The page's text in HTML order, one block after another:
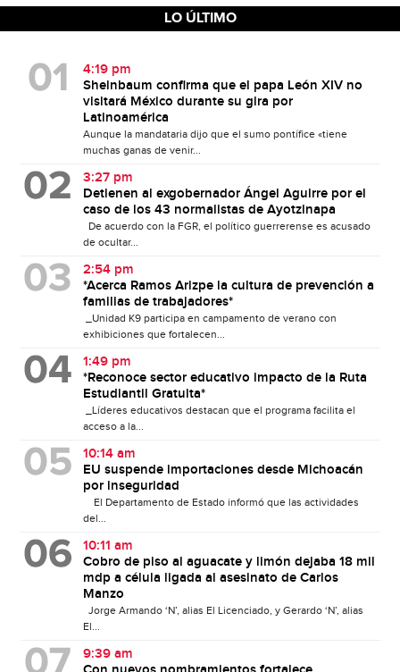
LO ÚLTIMO
4:19 pm
Sheinbaum confirma que el papa León XIV no
visitará México durante su gira por
Latinoamérica
Aunque la mandataria dijo que el sumo pontífice «tiene
muchas ganas de venir...
3:27 pm
Detienen al exgobernador Ángel Aguirre por el
caso de los 43 normalistas de Ayotzinapa
De acuerdo con la FGR, el político guerrerense es acusado
de ocultar...
2:54 pm
*Acerca Ramos Arizpe la cultura de prevención a
familias de trabajadores*
_Unidad K9 participa en campamento de verano con
exhibiciones que fortalecen...
1:49 pm
*Reconoce sector educativo impacto de la Ruta
Estudiantil Gratuita*
_Líderes educativos destacan que el programa facilita el
acceso a la...
10:14 am
EU suspende importaciones desde Michoacán
por inseguridad
El Departamento de Estado informó que las actividades
del...
10:11 am
Cobro de piso al aguacate y limón dejaba 18 mil
mdp a célula ligada al asesinato de Carlos
Manzo
Jorge Armando ‘N’, alias El Licenciado, y Gerardo ‘N’, alias
El...
9:39 am